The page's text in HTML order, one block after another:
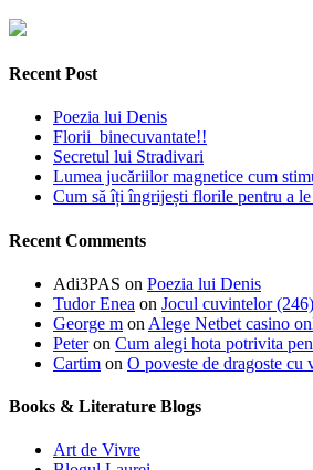
Recent Post
Poezia lui Denis
Florii binecuvantate!!
Secretul lui Stradivari
Lumea jucăriilor magnetice cum
Cum să îți îngrijești florile pentru a
Recent Comments
Adi3PAS on Poezia lui Denis
Tudor Enea on Jocul cuvintelor (246)
George m on Alege Netbet casino
Peteron Cum alegi hota potrivita
Cartim on O poveste de dragoste cu
Books & Literature Blogs
Art de Vivre